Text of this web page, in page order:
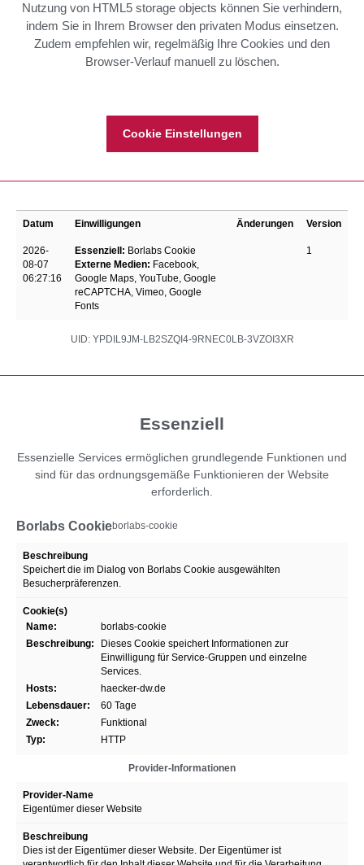
Nutzung von HTML5 storage objects können Sie verhindern,
indem Sie in Ihrem Browser den privaten Modus einsetzen.
Zudem empfehlen wir, regelmäßig Ihre Cookies und den
Browser-Verlauf manuell zu löschen.
Cookie Einstellungen
Datum Einwilligungen Änderungen Version
2026-
08-07
06:27:16
Essenziell: Borlabs Cookie
Externe Medien: Facebook
Google Maps YouTube Google
reCAPTCHA Vimeo Google
Fonts
1
UID: YPDIL9JM-LB2SZQI4-9RNEC0LB-3VZOI3XR
Essenziell
Essenzielle Services ermöglichen grundlegende Funktionen und
sind für das ordnungsgemäße Funktionieren der Website
erforderlich.
Borlabs Cookieborlabs-cookie
Beschreibung
Speichert die im Dialog von Borlabs Cookie ausgewählten
Besucherpräferenzen.
Cookie(s)
Name:
borlabs-cookie
Beschreibung:
Dieses Cookie speichert Informationen zur
Einwilligung für Service-Gruppen und einzelne
Services.
Hosts:
haecker-dw.de
Lebensdauer:
60 Tage
Zweck:
Funktional
Typ:
HTTP
Provider-Informationen
Provider-Name
Eigentümer dieser Website
Beschreibung
Dies ist der Eigentümer dieser Website. Der Eigentümer ist